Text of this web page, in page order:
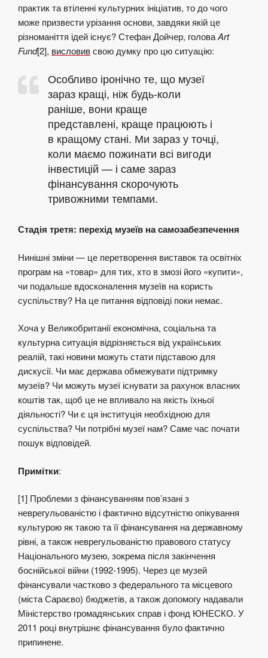
практик та втіленні культурних ініціатив, то до чого
може призвести урізання основи, завдяки якій це
різноманіття ідей існує? Стефан Дойчер, головаArt
Fund[2], висловивсвою думку про цю ситуацію:
Особливо іронічно те, що музеї
зараз кращі, ніж будь-коли
раніше, вони краще
представлені, краще працюють і
в кращому стані. Ми зараз у точці,
коли маємо пожинати всі вигоди
інвестицій — і саме зараз
фінансування скорочують
тривожними темпами.
Стадія третя: перехід музеїв на самозабезпечення
Нинішні зміни — це перетворення виставок та освітніх
програм на «товар» для тих, хто в змозі його «купити»,
чи подальше вдосконалення музеїв на користь
суспільству? На це питання відповіді поки немає.
Хоча у Великобританії економічна, соціальна та
культурна ситуація відрізняється від українських
реалій, такі новини можуть стати підставою для
дискусії. Чи має держава обмежувати підтримку
музеїв? Чи можуть музеї існувати за рахунок власних
коштів так, щоб це не впливало на якість їхньої
діяльності? Чи є ця інституція необхідною для
суспільства? Чи потрібні музеї нам? Саме час почати
пошук відповідей.
Примітки:
[1] Проблеми з фінансуванням пов’язані з
неврегульованістю і фактично відсутністю опікування
культурою як такою та її фінансування на державному
рівні, а також неврегульованістю правового статусу
Національного музею, зокрема після закінчення
боснійської війни (1992-1995). Через це музей
фінансували частково з федерального та місцевого
(міста Сараєво) бюджетів, а також допомогу надавали
Міністерство громадянських справ і фонд ЮНЕСКО. У
2011 році внутрішнє фінансування було фактично
припинене.